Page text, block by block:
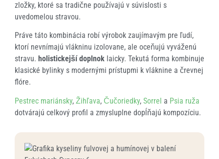
zložky, ktoré sa tradične používajú v súvislosti s
uvedomelou stravou.
Práve táto kombinácia robí výrobok zaujímavým pre ľudí,
ktorí nevnímajú vlákninu izolovane, ale oceňujú vyváženú
stravu. holistickejší doplnok laicky. Tekutá forma kombinuje
klasické bylinky s modernými prístupmi k vláknine a črevnej
flóre.
Pestrec mariánsky, Žihľava, Čučoriedky, Sorrel a Psia ruža
dotvárajú celkový profil a zmysluplne dopĺňajú kompozíciu.